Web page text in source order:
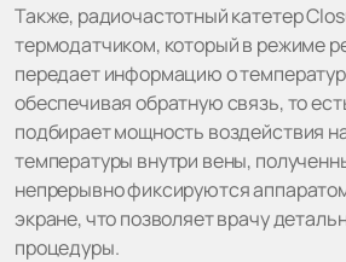
Также, радиочастотный катетер
термодатчиком, который в режиме
передает информацию о
обеспечивая обратную связь, то
подбирает мощность воздействия
температуры внутри вены,
непрерывно фиксируются
экране, что позволяет врачу
процедуры.